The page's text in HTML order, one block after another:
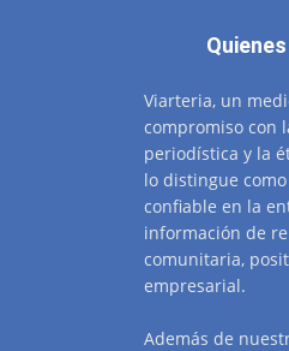
Viarteria, un
compromiso con
periodística y la
lo distingue
confiable en la
información de
comunitaria,
empresarial.
Además de